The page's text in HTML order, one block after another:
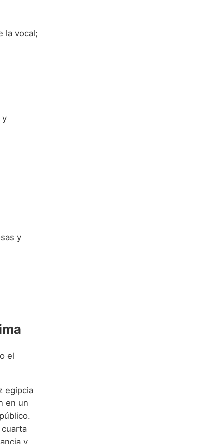
la vocal;
y
y
el
egipcia
en un
cuarta
y